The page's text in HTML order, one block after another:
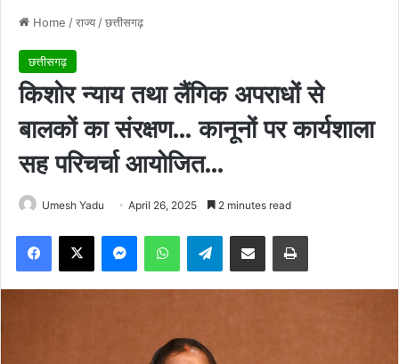
Home /राज्य /छत्तीसगढ़
छत्तीसगढ़
किशोर न्याय तथा लैंगिक अपराधों से
बालकों का संरक्षण… कानूनों पर कार्यशाला
सह परिचर्चा आयोजित…
Umesh Yadu April 26, 2025 2 minutes read
Facebook
X MessengerWhatsAppTelegramShare via Email Print